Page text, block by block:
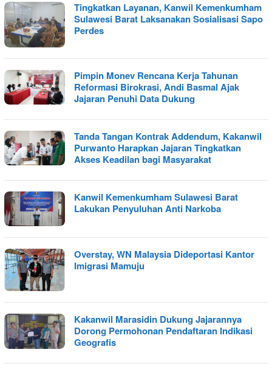
Tingkatkan Layanan, Kanwil Kemenkumham
Sulawesi Barat Laksanakan Sosialisasi Sapo
Perdes
Pimpin Monev Rencana Kerja Tahunan
Reformasi Birokrasi, Andi Basmal Ajak
Jajaran Penuhi Data Dukung
Tanda Tangan Kontrak Addendum, Kakanwil
Purwanto Harapkan Jajaran Tingkatkan
Akses Keadilan bagi Masyarakat
Kanwil Kemenkumham Sulawesi Barat
Lakukan Penyuluhan Anti Narkoba
Overstay, WN Malaysia Dideportasi Kantor
Imigrasi Mamuju
Kakanwil Marasidin Dukung Jajarannya
Dorong Permohonan Pendaftaran Indikasi
Geografis